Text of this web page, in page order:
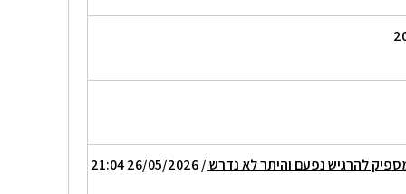
להרגיש נפעם והיתר לא נדרש/ 26/05/2026 21:04